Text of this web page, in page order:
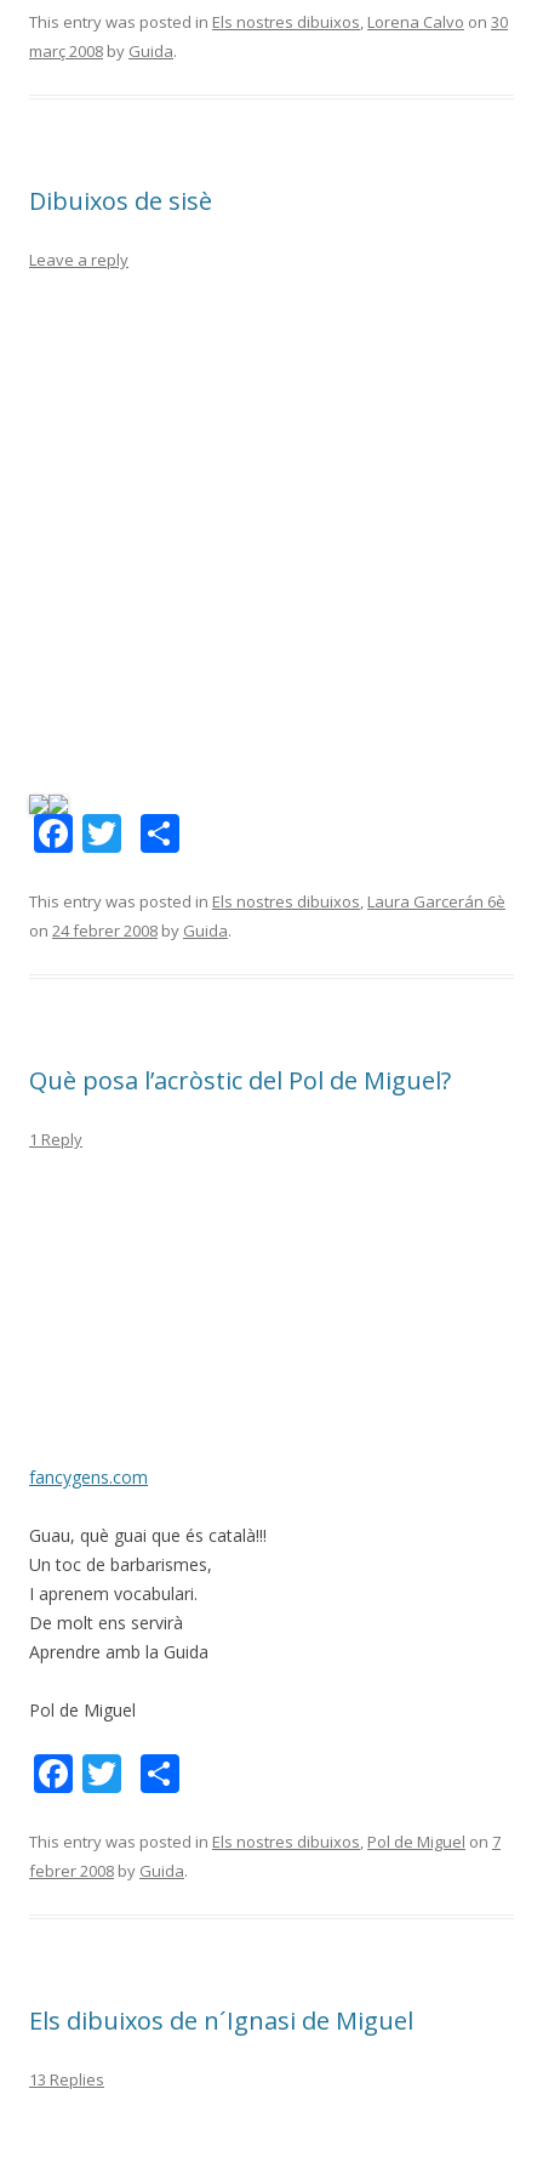
e
b
k
itt
er
m
ix
This entry was posted in Els nostres dibuixos, Lorena Calvo on 30
març 2008 by Guida.
Dibuixos de sisè
Leave a reply
F
e
b
k
T
itt
er
m
p
ix
This entry was posted in Els nostres dibuixos, Laura Garcerán 6è
on 24 febrer 2008 by Guida.
Què posa l’acròstic del Pol de Miguel?
1 Reply
fancygens.com
Guau, què guai que és català!!!
Un toc de barbarismes,
I aprenem vocabulari.
De molt ens servirà
Aprendre amb la Guida
Pol de Miguel
F
e
b
k
T
itt
er
m
p
ix
This entry was posted in Els nostres dibuixos, Pol de Miguel on 7
febrer 2008 by Guida.
Els dibuixos de n´Ignasi de Miguel
13 Replies